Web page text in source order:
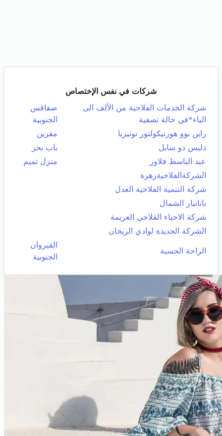
شركات في نفس الإختصاص
شركة الخدمات الفلاحية من الألف الى
الياء*في حالة تصفية
صفاقس
الجنوبية
راين بوو هورتيكولتور تونيزيا
مقرين
دليس دو سابل
باب بحر
عبد الباسط فلاور
منزل تميم
الشركةالفلاحيةزهرة
شركة التنمية الفلاحية العدل
بانانيار الشمال
شركة الاحياء الفلاحي العريمة
الشركة الجديدة لوادي الريحان
الراحة الحسية
القيروان
الجنوبية